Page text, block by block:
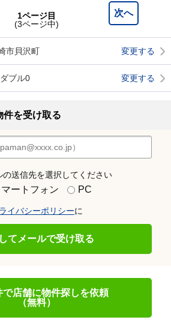
次へ
1ページ目
(3ページ中)
市貝沢町 変更する
ブル0 変更する
件を受け取る
の送信先を選択してください
マートフォン PC
イバシーポリシーに
てメールで受け取る
で店舗に物件探しを依頼
（無料）